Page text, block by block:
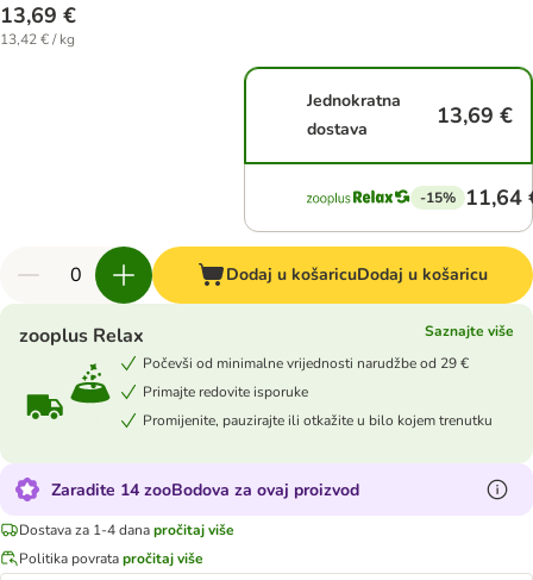
13,69 €
13,42 € / kg
Jednokratna
dostava
13,69 €
-15% 11,64
Dodaj u košaricuDodaj u košaricu
zooplus Relax
Saznajte više
Počevši od minimalne vrijednosti narudžbe od 29 €
Primajte redovite isporuke
Promijenite, pauzirajte ili otkažite u bilo kojem trenutku
Zaradite 14 zooBodova za ovaj proizvod
Dostava za 1-4 danapročitaj više
Politika povratapročitaj više